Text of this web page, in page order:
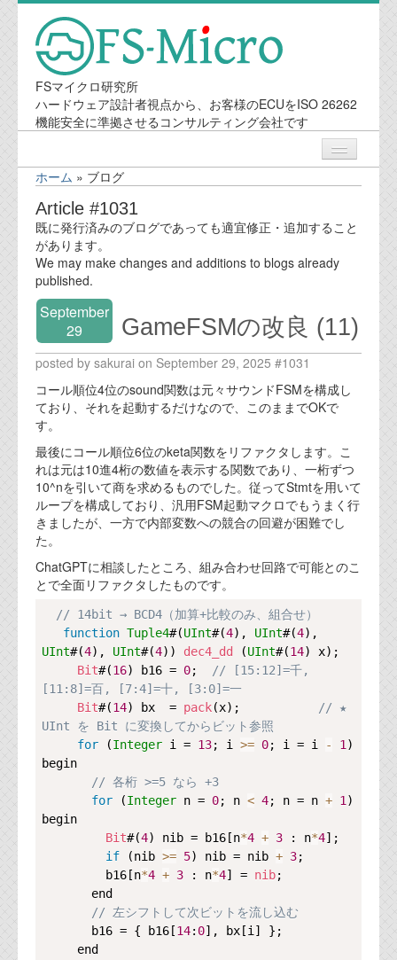
FSマイクロ研究所
ハードウェア設計者視点から、お客様のECUをISO 26262
機能安全に準拠させるコンサルティング会社です
ニュース
業務内容
会社案内
代表ご挨拶
オフィス
実績
ブログ
機能安全ブログ
テクノロジ
外部投稿記事
ブログテーマ
技術文書
ご希望の方は、お問い合わせページから
資料閲覧パスワードをお問い合わせ頂き
ログインをお願い致します。アカウント
名は"opendocument"です。
機能安全用語集
設計用語集
オンラインショップ
ホーム » ブログ
Article #1031
既に発行済みのブログであっても適宜修正・追加すること
があります。
We may make changes and additions to blogs already
published.
September
29
GameFSMの改良 (11)
posted by sakurai on September 29, 2025 #1031
コール順位4位のsound関数は元々サウンドFSMを構成し
ており、それを起動するだけなので、このままでOKで
す。
最後にコール順位6位のketa関数をリファクタします。こ
れは元は10進4桁の数値を表示する関数であり、一桁ずつ
10^nを引いて商を求めるものでした。従ってStmtを用いて
ループを構成しており、汎用FSM起動マクロでもうまく行
きましたが、一方で内部変数への競合の回避が困難でし
た。
ChatGPTに相談したところ、組み合わせ回路で可能とのこ
とで全面リファクタしたものです。
// 14bit → BCD4（加算+比較のみ、組合せ）
function Tuple4#(UInt#(4), UInt#(4
UInt#(4), UInt#(4)) dec4_dd (UInt#(14) x);
Bit#(16) b16 = 0;
// [15:12]=千,
[11:8]=百, [7:4]=十, [3:0]=一
Bit#(14) bx  = pack(x);
// ★
UInt を Bit に変換してからビット参照
for (Integer i = 13; i >= 0; i = i - 1 )
begin
// 各桁 >=5 なら +3
for (Integer n = 0; n < 4; n = n + 1 )
begin
Bit#(4) nib = b16[n*4 + 3 : n*4];
if (nib >= 5) nib = nib + 3;
         b16[n
*4 + 3 : n*4] = nib;
// 左シフトして次ビットを流し込む
       b16 = { b16[
14: 0], bx[i] };